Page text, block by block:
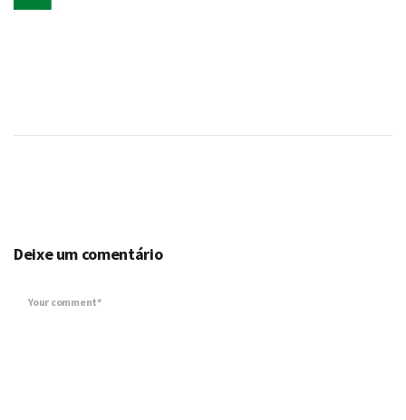
Deixe um comentário
Your comment*